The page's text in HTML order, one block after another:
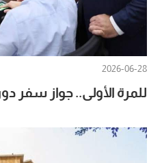
2026-06-28
للمرة الأولى.. جواز سفر